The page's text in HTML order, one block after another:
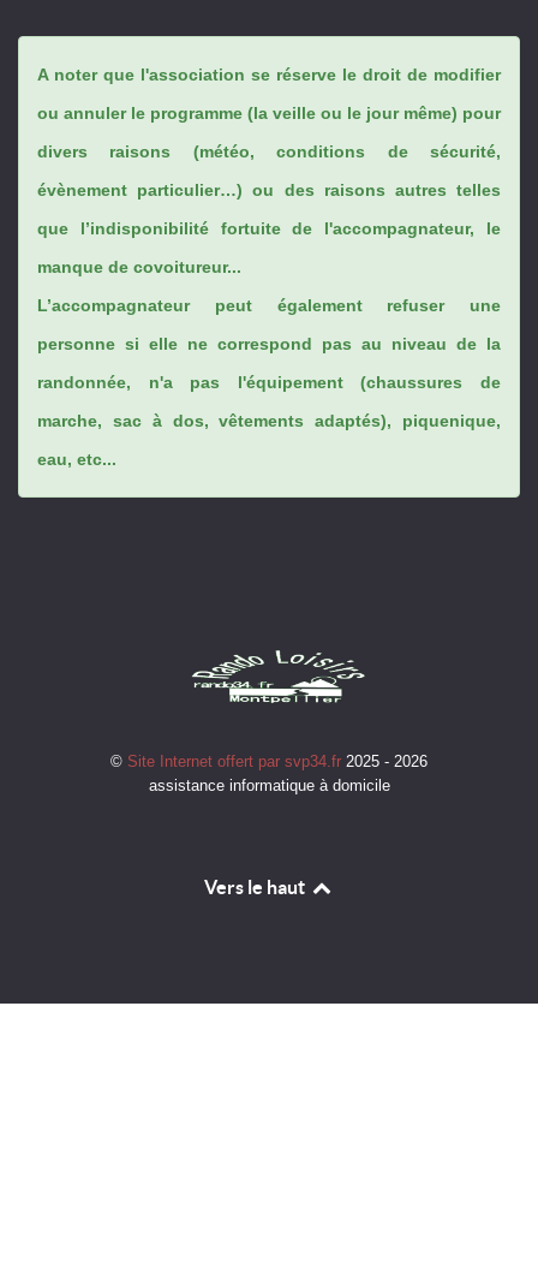
A noter que l'association se réserve le droit de modifier
ou annuler le programme (la veille ou le jour même) pour
divers raisons (météo, conditions de sécurité,
évènement particulier…) ou des raisons autres telles
que l’indisponibilité fortuite de l'accompagnateur, le
manque de covoitureur...
L’accompagnateur peut également refuser une
personne si elle ne correspond pas au niveau de la
randonnée, n'a pas l'équipement (chaussures de
marche, sac à dos, vêtements adaptés), piquenique,
eau, etc...
© Site Internet offert par svp34.fr 2025 - 2026
assistance informatique à domicile
Vers le haut